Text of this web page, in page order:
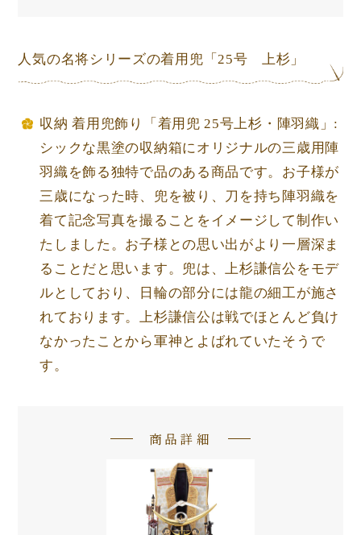
人気の名将シリーズの着用兜「25号 上杉」
収納 着用兜飾り「着用兜 25号上杉・陣羽織」:
シックな黒塗の収納箱にオリジナルの三歳用陣
羽織を飾る独特で品のある商品です。お子様が
三歳になった時、兜を被り、刀を持ち陣羽織を
着て記念写真を撮ることをイメージして制作い
たしました。お子様との思い出がより一層深ま
ることだと思います。兜は、上杉謙信公をモデ
ルとしており、日輪の部分には龍の細工が施さ
れております。上杉謙信公は戦でほとんど負け
なかったことから軍神とよばれていたそうで
す。
商品詳細